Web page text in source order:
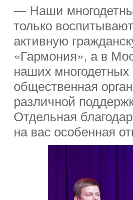
— Наши
только
активную
«Гармония», а в
наших многодетных
общественная
различной
Отдельная
на вас особенная